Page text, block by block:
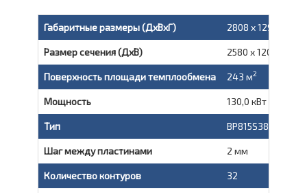
Габаритные размеры (ДxВxГ) 2808 x 1290 x
Размер сечения (ДxВ) 2580 x 1200 мм
Поверхность площади темплообмена 243 м2
Мощность 130,0 кВт
Тип BP815S382
Шаг между пластинами 2 мм
Количество контуров 32